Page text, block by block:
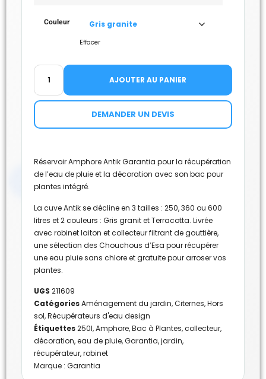
Couleur
Effacer
AJOUTER AU PANIER
DEMANDER UN DEVIS
Réservoir Amphore Antik Garantia pour la récupération
de l’eau de pluie et la décoration avec son bac pour
plantes intégré.
La cuve Antik se décline en 3 tailles : 250, 360 ou 600
litres et 2 couleurs : Gris granit et Terracotta. Livrée
avec robinet laiton et collecteur filtrant de gouttière,
une sélection des Chouchous d’Esa pour récupérer
une eau pluie sans chlore et gratuite pour arroser vos
plantes.
UGS 211609
CatégoriesAménagement du jardin,Citernes,Hors
sol,Récupérateurs d'eau design
Étiquettes250l,Amphore,Bac à Plantes,collecteur,
décoration,eau de pluie,Garantia,jardin,
récupérateur,robinet
Marque : Garantia